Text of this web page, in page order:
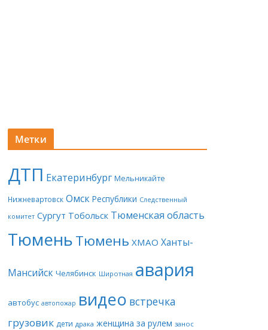
Метки
ДТП Екатеринбург Мельникайте
Нижневартовск Омск Республики Следственный
комитет Сургут Тобольск Тюменская область
ТюменьТюмень ХМАО Ханты-
Мансийск Челябинск Широтная авария
автобус автопожар видео встречка
грузовик дети драка женщина за рулем занос